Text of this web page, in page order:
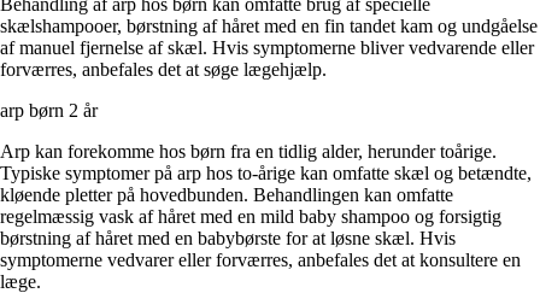
skælshampooer, børstning af håret med en fin tandet kam og undgåelse
af manuel fjernelse af skæl. Hvis symptomerne bliver vedvarende eller
forværres, anbefales det at søge lægehjælp.
arp børn 2 år
Arp kan forekomme hos børn fra en tidlig alder, herunder toårige.
Typiske symptomer på arp hos to-årige kan omfatte skæl og betændte,
kløende pletter på hovedbunden. Behandlingen kan omfatte
regelmæssig vask af håret med en mild baby shampoo og forsigtig
børstning af håret med en babybørste for at løsne skæl. Hvis
symptomerne vedvarer eller forværres, anbefales det at konsultere en
læge.